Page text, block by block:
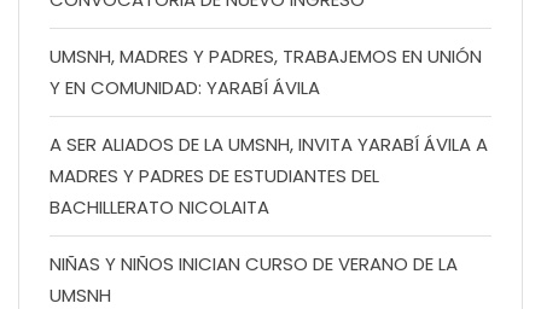
UMSNH, MADRES Y PADRES, TRABAJEMOS EN UNIÓN
Y EN COMUNIDAD: YARABÍ ÁVILA
A SER ALIADOS DE LA UMSNH, INVITA YARABÍ ÁVILA A
MADRES Y PADRES DE ESTUDIANTES DEL
BACHILLERATO NICOLAITA
NIÑAS Y NIÑOS INICIAN CURSO DE VERANO DE LA
UMSNH